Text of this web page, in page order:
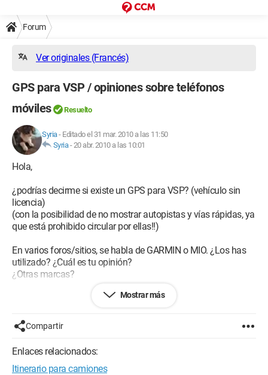
Forum
Ver originales (Francés)
GPS para VSP / opiniones sobre teléfonos
móviles
Resuelto
Syria- Editado el 31 mar. 2010 a las 11:50
Syria-20 abr. 2010 a las 10:01
Hola,
¿podrías decirme si existe un GPS para VSP? (vehículo sin
licencia)
(con la posibilidad de no mostrar autopistas y vías rápidas, ya
que está prohibido circular por ellas!!)
En varios foros/sitios, se habla de GARMIN o MIO. ¿Los has
utilizado? ¿Cuál es tu opinión?
¿Otras marcas?
Te agradezco de antemano
Sysy
Configuración:
Pentium 4 -SIEMENS 2003-
XP Familiar
Mostrar más
Compartir
Enlaces relacionados:
Itinerario para camiones